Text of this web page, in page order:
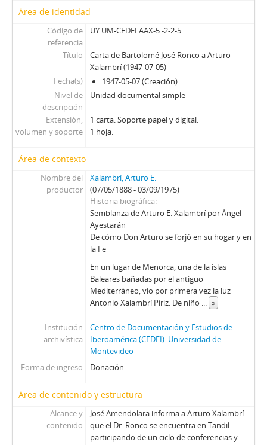
Área de identidad
Código de
referencia
UY UM-CEDEI AAX-5.-2-2-5
Título
Carta de Bartolomé José Ronco a Arturo
Xalambrí (1947-07-05)
Fecha(s)
1947-05-07 (Creación)
Nivel de
descripción
Unidad documental simple
Extensión,
volumen y soporte
1 carta. Soporte papel y digital.
1 hoja.
Área de contexto
Nombre del
productor
Xalambrí, Arturo E.
(07/05/1888 - 03/09/1975)
Historia biográfica
Semblanza de Arturo E. Xalambrí por Ángel
Ayestarán
De cómo Don Arturo se forjó en su hogar y en
la Fe
En un lugar de Menorca, una de la islas
Baleares bañadas por el antiguo
Mediterráneo, vio por primera vez la luz
Antonio Xalambrí Píriz. De niño ... »
Institución
archivística
Centro de Documentación y Estudios de
Iberoamérica (CEDEI). Universidad de
Montevideo
Forma de ingreso
Donación
Área de contenido y estructura
Alcance y
contenido
José Amendolara informa a Arturo Xalambrí
que el Dr. Ronco se encuentra en Tandil
participando de un ciclo de conferencias y